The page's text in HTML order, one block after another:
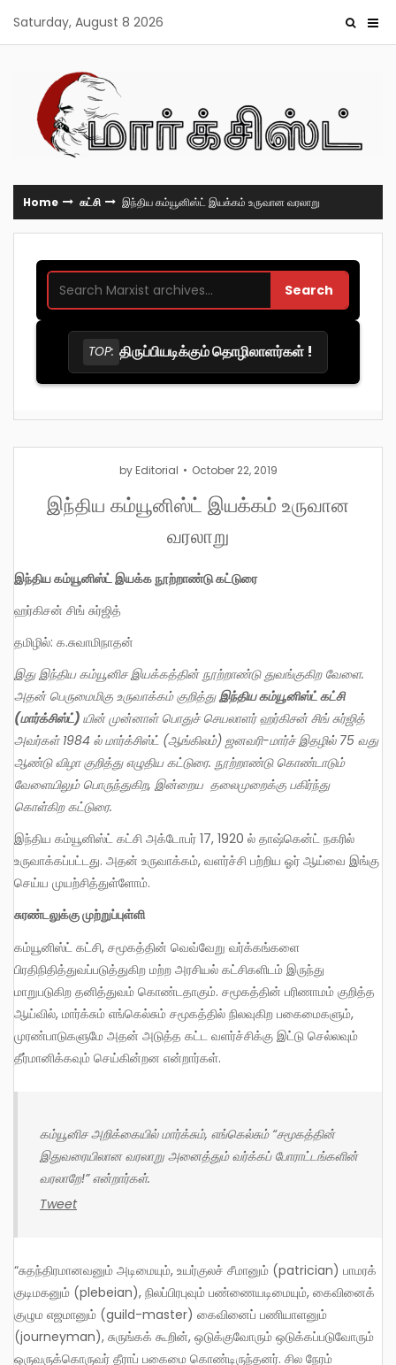
content
Saturday, August 8 2026
Home கட்சி இந்திய கம்யூனிஸ்ட் இயக்கம் உருவான வரலாறு
Search
TOP: திருப்பியடிக்கும் தொழிலாளர்கள் !
by Editorial October 22, 2019
இந்திய கம்யூனிஸ்ட் இயக்கம் உருவான
வரலாறு
இந்திய கம்யூனிஸ்ட் இயக்க நூற்றாண்டு கட்டுரை
ஹர்கிசன் சிங் சுர்ஜித்
தமிழில்: க.சுவாமிநாதன்
இது இந்திய கம்யூனிச இயக்கத்தின் நூற்றாண்டு துவங்குகிற வேளை.
அதன் பெருமைமிகு உருவாக்கம் குறித்துஇந்திய கம்யூனிஸ்ட் கட்சி
(மார்க்சிஸ்ட்) யின் முன்னாள் பொதுச் செயலாளர் ஹர்கிசன் சிங் சுர்ஜித்
அவர்கள் 1984 ல் மார்க்சிஸ்ட் (ஆங்கிலம்) ஜனவரி-மார்ச் இதழில் 75 வது
ஆண்டு விழா குறித்து எழுதிய கட்டுரை. நூற்றாண்டு கொண்டாடும்
வேளையிலும் பொருந்துகிற, இன்றைய தலைமுறைக்கு பகிர்ந்து
கொள்கிற கட்டுரை.
இந்திய கம்யூனிஸ்ட் கட்சி அக்டோபர் 17, 1920 ல் தாஷ்கென்ட் நகரில்
உருவாக்கப்பட்டது. அதன் உருவாக்கம், வளர்ச்சி பற்றிய ஓர் ஆய்வை இங்கு
செய்ய முயற்சித்துள்ளோம்.
சுரண்டலுக்கு முற்றுப்புள்ளி
கம்யூனிஸ்ட் கட்சி, சமூகத்தின் வெவ்வேறு வர்க்கங்களை
பிரதிநிதித்துவப்படுத்துகிற மற்ற அரசியல் கட்சிகளிடம் இருந்து
மாறுபடுகிற தனித்துவம் கொண்டதாகும். சமூகத்தின் பரிணாமம் குறித்த
ஆய்வில், மார்க்சும் எங்கெல்சும் சமூகத்தில் நிலவுகிற பகைமைகளும்,
முரண்பாடுகளுமே அதன் அடுத்த கட்ட வளர்ச்சிக்கு இட்டு செல்லவும்
தீர்மானிக்கவும் செய்கின்றன என்றார்கள்.
கம்யூனிச அறிக்கையில் மார்க்சும், எங்கெல்சும் “சமூகத்தின்
இதுவரையிலான வரலாறு அனைத்தும் வர்க்கப் போராட்டங்களின்
வரலாறே!” என்றார்கள்.
Tweet
“சுதந்திரமானவனும் அடிமையும், உயர்குலச் சீமானும் (patrician) பாமரக்
குடிமகனும் (plebeian), நிலப்பிரபுவும் பண்ணையடிமையும், கைவினைக்
குழும எஜமானும் (guild-master) கைவினைப் பணியாளனும்
(journeyman), சுருங்கக் கூறின், ஒடுக்குவோரும் ஒடுக்கப்படுவோரும்
ஒருவருக்கொருவர் தீராப் பகைமை கொண்டிருந்தனர். சில நேரம்